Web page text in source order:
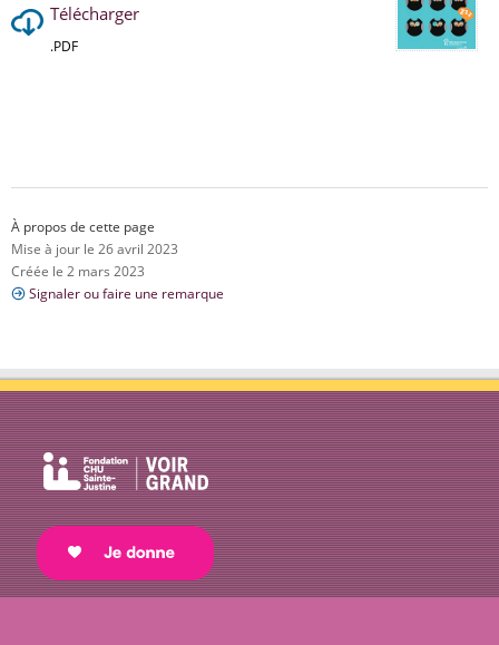
Télécharger
.PDF
À propos de cette page
Mise à jour le 26 avril 2023
Créée le 2 mars 2023
Signaler ou faire une remarque